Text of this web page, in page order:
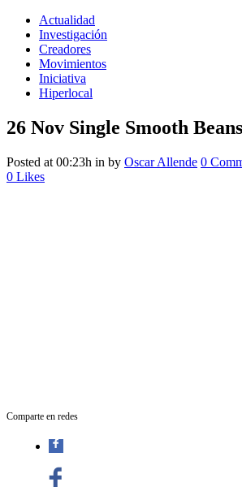
Actualidad
Investigación
Creadores
Movimientos
Iniciativa
Hiperlocal
26 Nov Single Smooth Beans
Posted at 00:23h in by Oscar Allende 0
0 Likes
Comparte en redes